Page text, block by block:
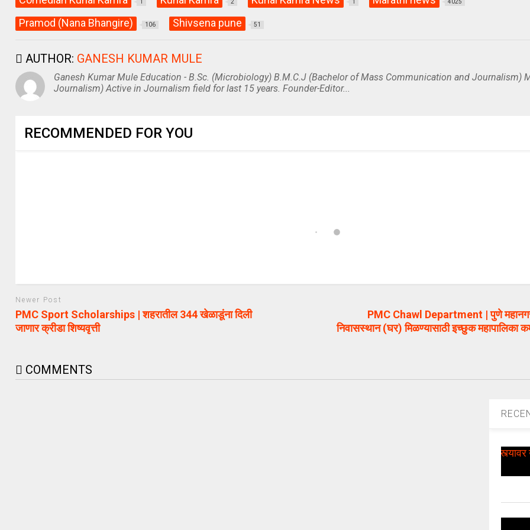
1 2 1 4025
Pramod (Nana Bhangire) 106 Shivsena pune 51
AUTHOR: GANESH KUMAR MULE
Ganesh Kumar Mule Education - B.Sc. (Microbiology) B.M.C.J (Bachelor of Mass Communication and Journalism)
Journalism) Active in Journalism field for last 15 years. Founder-Editor...
RECOMMENDED FOR YOU
Newer Post
PMC Sport Scholarships | शहरातील 344 खेळाडूंना दिली
जाणार क्रीडा शिष्यवृत्ती
PMC Chawl Department | पुणे
निवासस्थान (घर) मिळण्यासाठी इच्छुक महापालिका
COMMENTS